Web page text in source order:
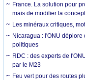
France. La solution pour
mais de modifier la
Les minéraux critiques,
Nicaragua : l'ONU
politiques
RDC : des experts de
par le M23
Feu vert pour des routes